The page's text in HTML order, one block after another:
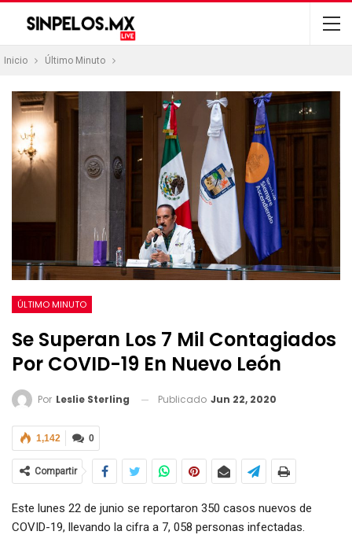
Inicio Último Minuto
ÚLTIMO MINUTO
Se Superan Los 7 Mil Contagiados
Por COVID-19 En Nuevo León
Por Leslie Sterling Publicado Jun 22, 2020
0
1,142
Compartir
Este lunes 22 de junio se reportaron 350 casos nuevos de
COVID-19, llevando la cifra a 7, 058 personas infectadas.